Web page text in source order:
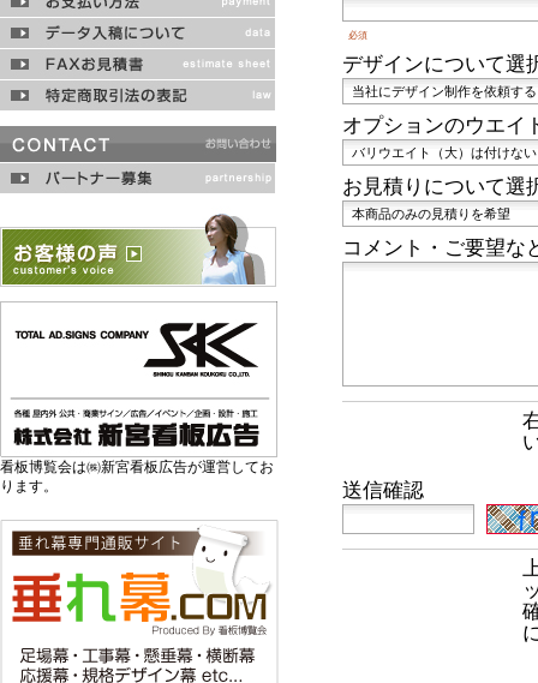
必須
デザインについて選
オプションのウエイ
お見積りについて選
コメント・ご要望な
送信確認
看板博覧会は㈱新宮看板広告が運営してお
ります。